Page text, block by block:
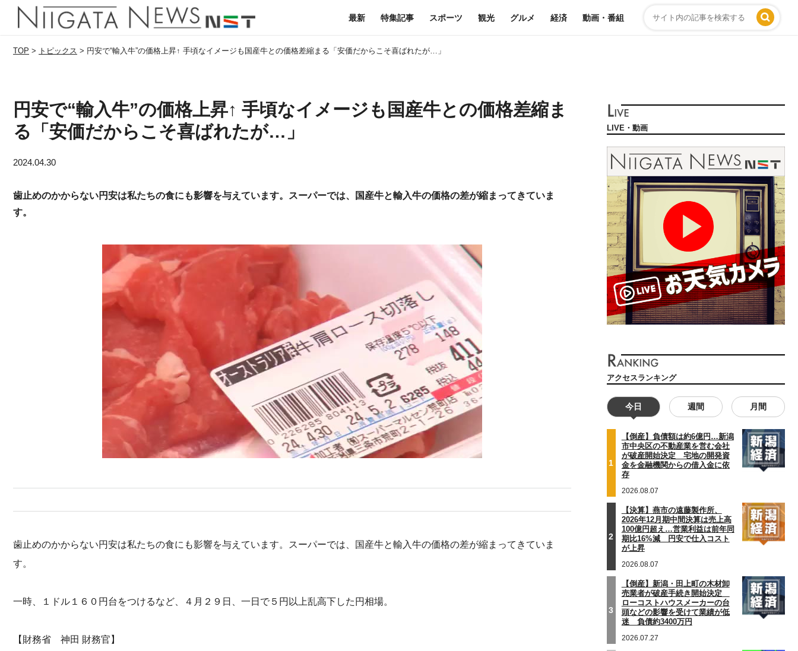
最新 特集記事 スポーツ 観光 グルメ 経済 動画・番組
TOP > トピックス > 円安で“輸入牛”の価格上昇↑ 手頃なイメージも国産牛との価格差縮まる「安価だからこそ喜ばれたが…」
円安で“輸入牛”の価格上昇↑ 手頃なイメージも国産牛との価格差縮ま
る「安価だからこそ喜ばれたが…」
2024.04.30
歯止めのかからない円安は私たちの食にも影響を与えています。スーパーでは、国産牛と輸入牛の価格の差が縮まってきていま
す。
歯止めのかからない円安は私たちの食にも影響を与えています。スーパーでは、国産牛と輸入牛の価格の差が縮まってきていま
す。
一時、１ドル１６０円台をつけるなど、４月２９日、一日で５円以上乱高下した円相場。
【財務省 神田 財務官】
LIVE・動画
アクセスランキング
今日 週間 月間
1
【倒産】負債額は約6億円…新潟
市中央区の不動産業を営む会社
が破産開始決定 宅地の開発資
金を金融機関からの借入金に依
存
2026.08.07
2
【決算】燕市の遠藤製作所、
2026年12月期中間決算は売上高
100億円超え…営業利益は前年同
期比16%減 円安で仕入コスト
が上昇
2026.08.07
3
【倒産】新潟・田上町の木材卸
売業者が破産手続き開始決定
ローコストハウスメーカーの台
頭などの影響を受けて業績が低
迷 負債約3400万円
2026.07.27